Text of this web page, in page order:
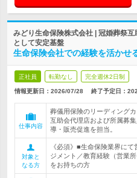
みどり生命保険株式会社 | 冠婚葬祭
として安定基盤
生命保険会社での経験を活かせ
正社員 転勤なし 完全週休2日制
情報更新日：2026/07/28 終了予定日：
仕事内容
葬儀用保険のリーディング
互助会代理店および所属募
導・販売促進を担当。
対象と
なる方
《必須》■生命保険業界に
ジメント／教育経験（営業
をお持ちの方